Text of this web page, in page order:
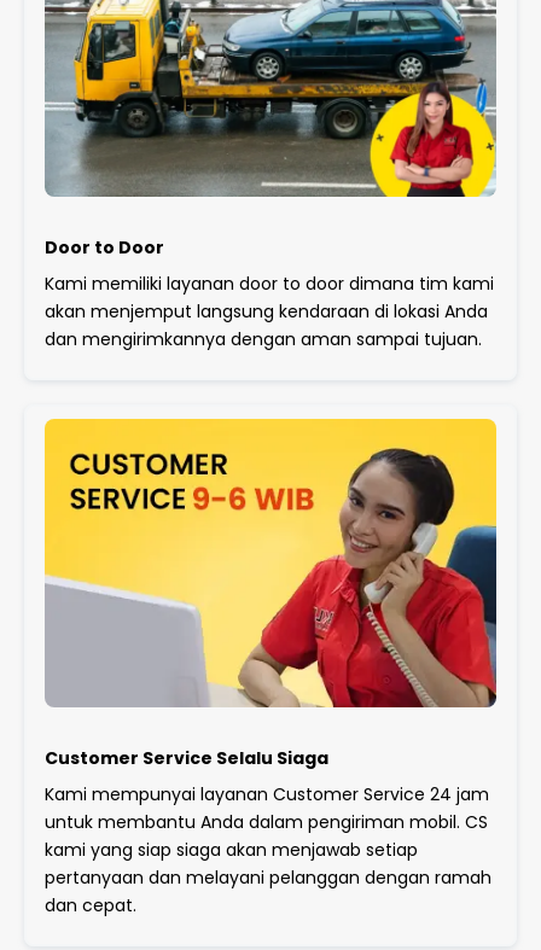
Door to Door
Kami memiliki layanan door to door dimana tim kami
akan menjemput langsung kendaraan di lokasi Anda
dan mengirimkannya dengan aman sampai tujuan.
Customer Service Selalu Siaga
Kami mempunyai layanan Customer Service 24 jam
untuk membantu Anda dalam pengiriman mobil. CS
kami yang siap siaga akan menjawab setiap
pertanyaan dan melayani pelanggan dengan ramah
dan cepat.